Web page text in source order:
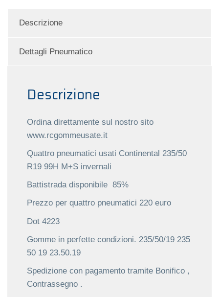
Descrizione
Dettagli Pneumatico
Descrizione
Ordina direttamente sul nostro sito
www.rcgommeusate.it
Quattro pneumatici usati Continental 235/50
R19 99H M+S invernali
Battistrada disponibile 85%
Prezzo per quattro pneumatici 220 euro
Dot 4223
Gomme in perfette condizioni. 235/50/19 235
50 19 23.50.19
Spedizione con pagamento tramite Bonifico ,
Contrassegno .